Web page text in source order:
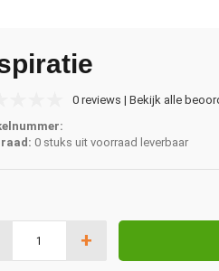
0 reviews | Bekijk alle
0 stuks uit voorraad leverbaar
+